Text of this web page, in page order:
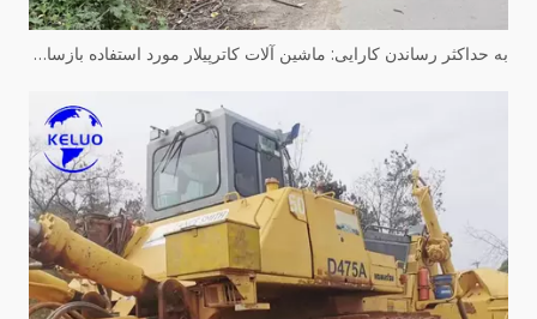
به حداکثر رساندن کارایی: ماشین آلات کاترپیلار مورد استفاده بازسازی شده